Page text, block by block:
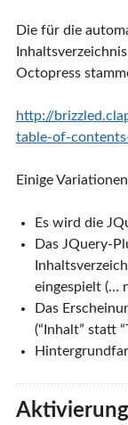
Die für die
Octopress
http://
table-of-
Einige
Es wird die
Das JQuery-
eingespielt (…
Das
(“Inhalt” statt